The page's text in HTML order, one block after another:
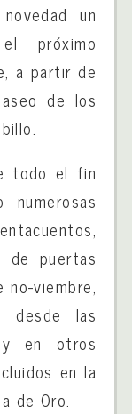
un
próximo
a partir de
de los
todo el fin
de puertas
viembre,
desde las
en otros
en la
de Oro.